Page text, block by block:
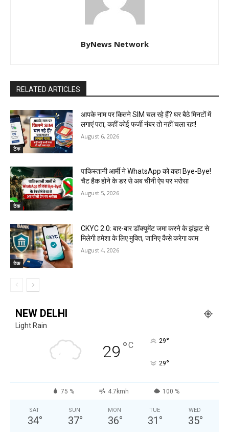
ByNews Network
RELATED ARTICLES
टेक
आपके नाम पर कितने SIM चल रहे हैं? घर बैठे मिनटों में
लगाएं पता, कहीं कोई फर्जी नंबर तो नहीं चला रहा!
August 6, 2026
टेक
पाकिस्तानी आर्मी ने WhatsApp को कहा Bye-Bye!
चैट हैक होने के डर से अब चीनी ऐप पर भरोसा
August 5, 2026
टेक
CKYC 2.0: बार-बार डॉक्यूमेंट जमा करने के झंझट से
मिलेगी हमेशा के लिए मुक्ति, जानिए कैसे करेगा काम
August 4, 2026
NEW DELHI
Light Rain
29 °C 29°
29°
75 % 4.7kmh 100 %
SAT
34°
SUN
37°
MON
36°
TUE
31 °
WED
35°